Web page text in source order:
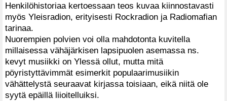
Henkilöhistoriaa kertoessaan teos kuvaa kiinnostavasti
myös Yleisradion, erityisesti Rockradion ja Radiomafian
tarinaa.
Nuorempien polvien voi olla mahdotonta kuvitella
millaisessa vähäjärkisen lapsipuolen asemassa ns.
kevyt musiikki on Ylessä ollut, mutta mitä
pöyristyttävimmät esimerkit populaarimusiikin
vähättelystä seuraavat kirjassa toisiaan, eikä niitä ole
syytä epäillä liioitelluiksi.